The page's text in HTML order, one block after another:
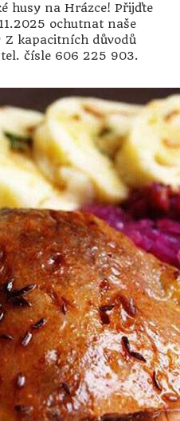
husy na Hrázce! Přijďte
ochutnat naše
Z kapacitních důvodů
čísle 606 225 903.